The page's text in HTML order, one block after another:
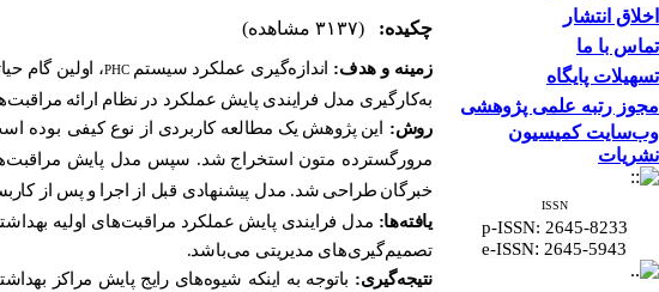
اخلاق انتشار
تماس با ما
تسهیلات پایگاه
مجوز رتبه علمی پژوهشی
وب‌سایت کمیسیون
نشریات
ISSN
p-ISSN: 2645-8233
e-ISSN: 2645-5943
چکیده: (۳۱۳۷ مشاهده)
زمینه و هدف: اندازه‌گیری عملکرد سیستمPHC، اولین گام
به‌کارگیری مدل فرایندی پایش عملکرد در نظام ارائه
روش: این پژوهش یک مطالعه کاربردی از نوع کیفی بوده
مرورگسترده متون
استخراج شد. سپس مدل پایش
خبرگان طراحی شد. مدل پیشنهادی قبل از اجرا و پس از
یافته‌ها: مدل فرایندی پایش عملکرد مراقبت‌های اولیه
تصمیم‌گیری‌های مدیریتی می‌باشد.
نتیجه‌گیری: باتوجه به اینکه شیوه‌های رایج پایش مراکز